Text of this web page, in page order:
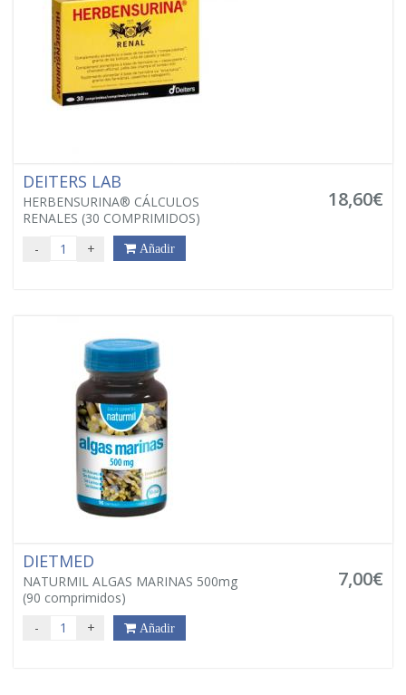
DEITERS LAB
HERBENSURINA® CÁLCULOS
RENALES (30 COMPRIMIDOS)
18,60€
- + Añadir
DIETMED
NATURMIL ALGAS MARINAS 500mg
(90 comprimidos)
7,00€
- + Añadir